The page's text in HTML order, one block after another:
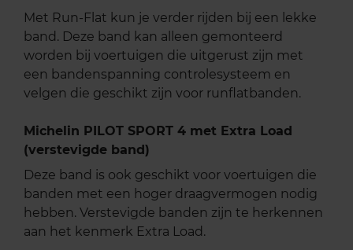
Met Run-Flat kun je verder rijden bij een lekke
band. Deze band kan alleen gemonteerd
worden bij voertuigen die uitgerust zijn met
een bandenspanning controlesysteem en
velgen die geschikt zijn voor runflatbanden.
Michelin PILOT SPORT 4 met Extra Load
(verstevigde band)
Deze band is ook geschikt voor voertuigen die
banden met een hoger draagvermogen nodig
hebben. Verstevigde banden zijn te herkennen
aan het kenmerk Extra Load.